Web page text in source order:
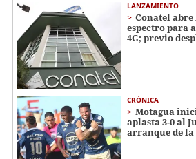
LANZAMIENTO
Conatel
espectro para
4G; previo
CRÓNICA
Motagua
aplasta 3-0 al
arranque de